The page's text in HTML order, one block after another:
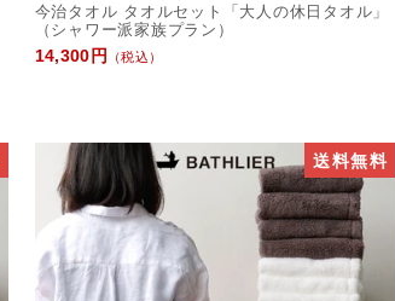
今治タオル タオルセット「大人の休日タオル」
（シャワー派家族プラン）
14,300円
（税込）
送料無料